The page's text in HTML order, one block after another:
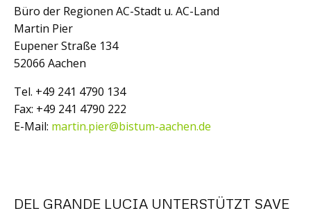
Büro der Regionen AC-Stadt u. AC-Land
Martin Pier
Eupener Straße 134
52066 Aachen
Tel. +49 241 4790 134
Fax: +49 241 4790 222
E-Mail: martin.pier@bistum-aachen.de
DEL GRANDE LUCIA UNTERSTÜTZT SAVE